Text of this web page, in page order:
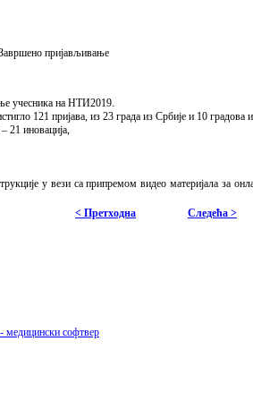
пријављивање
учесника на НТИ2019.
121 пријава, из 23 града из Србије и 10
21 иновација,
у вези са припремом видео материјала за
< Претходна
Следећа >
софтвер